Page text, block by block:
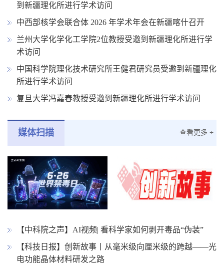
到新疆理化所进行学术访问
中西部核学会联合体 2026 年学术年会在新疆喀什召开
兰州大学化学化工学院2位教授受邀到新疆理化所进行学
术访问
中国科学院理化技术研究所王健君研究员受邀到新疆理化
所进行学术访问
复旦大学冯嘉春教授受邀到新疆理化所进行学术访问
媒体扫描 查看更多 +
【中科院之声】AI视频| 看科学家如何剥开毒品“伪装”
【科技日报】创新故事丨从毫米级向厘米级的跨越——光
电功能晶体材料研发之路